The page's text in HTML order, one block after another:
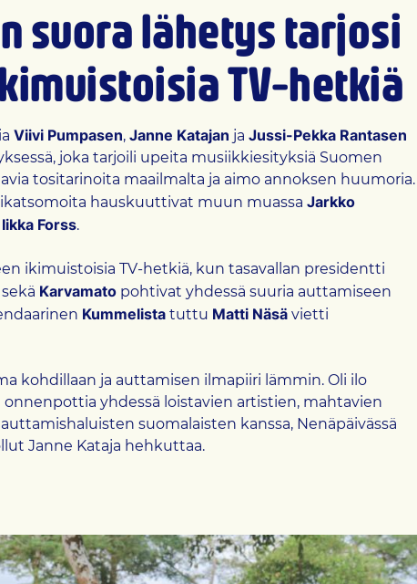
suora lähetys tarjosi
TV-hetkiä
Viivi Pumpasen, Janne Katajan ja Jussi-Pekka Rantasen
joka tarjoili upeita musiikkiesityksiä Suomen
tositarinoita maailmalta ja aimo annoksen huumoria.
hauskuuttivat muun muassa Jarkko
Iikka Forss.
ikimuistoisia TV-hetkiä, kun tasavallan presidentti
sekä Karvamato pohtivat yhdessä suuria auttamiseen
Kummelista tuttu Matti Näsä vietti
kohdillaan ja auttamisen ilmapiiri lämmin. Oli ilo
yhdessä loistavien artistien, mahtavien
suomalaisten kanssa, Nenäpäivässä
Janne Kataja hehkuttaa.